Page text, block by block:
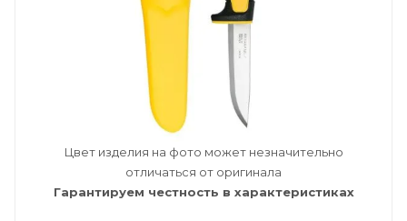
Цвет изделия на фото может незначительно
отличаться от оригинала
Гарантируем честность в характеристиках